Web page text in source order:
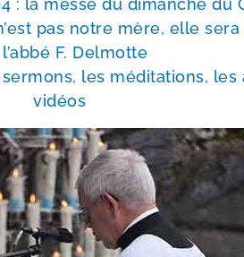
: la messe du dimanche du
pas notre mère, elle
F. Delmotte
les médi­ta­tions,
vidéos